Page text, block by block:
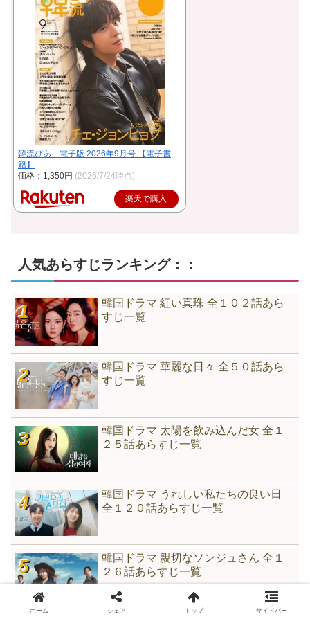
韓流ぴあ 電子版 2026年9月号 【電子書
籍】
価格：1,350円 (2026/7/24時点)
楽天で購入
人気あらすじランキング：：
韓国ドラマ 紅い真珠 全１０２話あら
すじ一覧
韓国ドラマ 華麗な日々 全５０話あら
すじ一覧
韓国ドラマ 太陽を飲み込んだ女 全１
２５話あらすじ一覧
韓国ドラマ うれしい私たちの良い日
全１２０話あらすじ一覧
韓国ドラマ 親切なソンジュさん 全１
２６話あらすじ一覧
ホーム シェア トップ サイドバー